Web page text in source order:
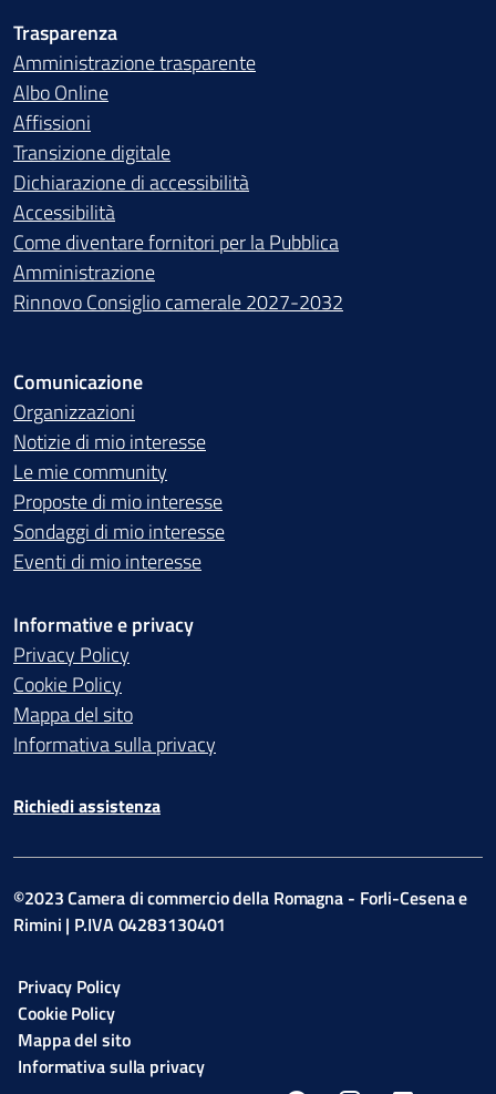
Trasparenza
Amministrazione trasparente
Albo Online
Affissioni
Transizione digitale
Dichiarazione di accessibilità
Accessibilità
Come diventare fornitori per la Pubblica
Amministrazione
Rinnovo Consiglio camerale 2027-2032
Comunicazione
Organizzazioni
Notizie di mio interesse
Le mie community
Proposte di mio interesse
Sondaggi di mio interesse
Eventi di mio interesse
Informative e privacy
Privacy Policy
Cookie Policy
Mappa del sito
Informativa sulla privacy
Richiedi assistenza
©2023 Camera di commercio della Romagna - Forli-Cesena e
Rimini | P.IVA 04283130401
Privacy Policy
Cookie Policy
Mappa del sito
Informativa sulla privacy